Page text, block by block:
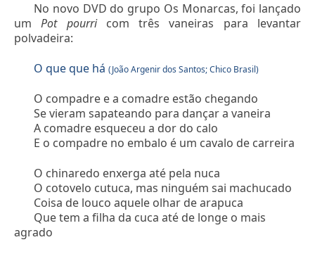
No novo DVD do grupo Os Monarcas, foi lançado
umPot pourricom três vaneiras para levantar
polvadeira:
O que que há(João Argenir dos Santos; Chico Brasil)
O compadre e a comadre estão chegando
Se vieram sapateando para dançar a vaneira
A comadre esqueceu a dor do calo
E o compadre no embalo é um cavalo de carreira
O chinaredo enxerga até pela nuca
O cotovelo cutuca, mas ninguém sai machucado
Coisa de louco aquele olhar de arapuca
Que tem a filha da cuca até de longe o mais
agrado